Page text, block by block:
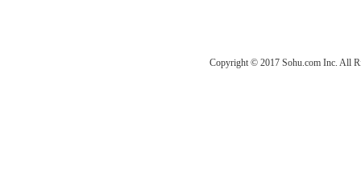
Copyright © 2017 Sohu.com Inc. All